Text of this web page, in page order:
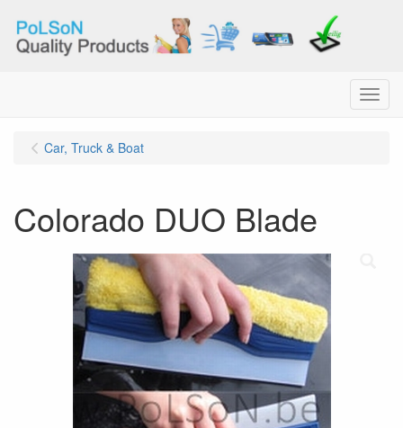
Menu
Car, Truck & Boat
Colorado DUO Blade